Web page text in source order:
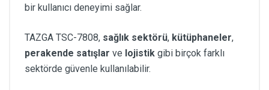
bir kullanıcı deneyimi sağlar.
TAZGA TSC-7808, sağlık sektörü, kütüphaneler,
perakende satışlar ve lojistik gibi birçok farklı
sektörde güvenle kullanılabilir.